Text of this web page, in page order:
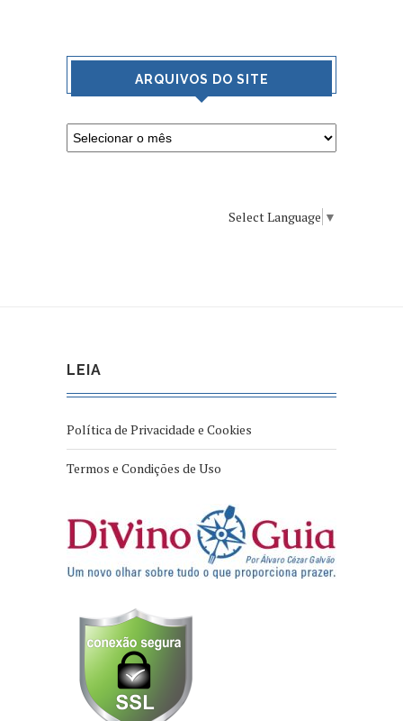
ARQUIVOS DO SITE
Select Language ▼
LEIA
Política de Privacidade e Cookies
Termos e Condições de Uso